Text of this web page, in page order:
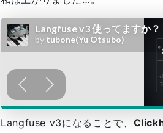
Langfuse v3になることで、